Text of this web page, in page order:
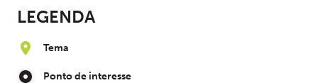
LEGENDA
Tema
Ponto de interesse